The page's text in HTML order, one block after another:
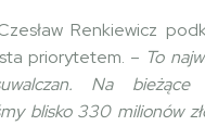
Renkiewicz
priorytetem. – To
Na bieżące
blisko 330 milionów